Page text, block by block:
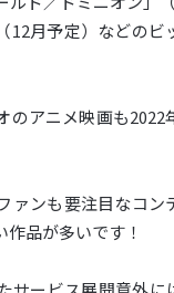
12月予定）などの
のアニメ映画も
ァンも要注目なコン
作品が多いです！